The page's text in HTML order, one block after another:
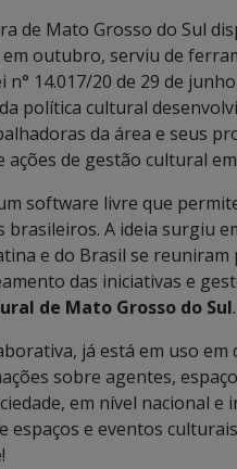
de Mato Grosso do Sul
em outubro, serviu de
n° 14.017/20 de 29 de
política cultural
da área e seus
de gestão cultural
software livre que
brasileiros. A ideia surgiu
e do Brasil se
das iniciativas e
de Mato Grosso do Sul.
já está em uso
sobre agentes,
em nível nacional
espaços e eventos